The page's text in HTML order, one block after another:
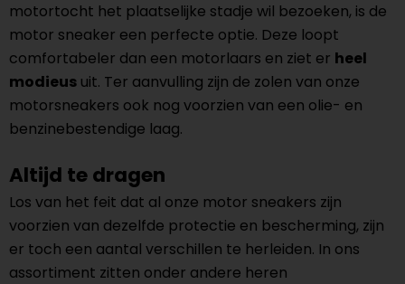
motortocht het plaatselijke stadje wil bezoeken, is de
motor sneaker een perfecte optie. Deze loopt
comfortabeler dan een motorlaars en ziet er heel
modieus uit. Ter aanvulling zijn de zolen van onze
motorsneakers ook nog voorzien van een olie- en
benzinebestendige laag.
Altijd te dragen
Los van het feit dat al onze motor sneakers zijn
voorzien van dezelfde protectie en bescherming, zijn
er toch een aantal verschillen te herleiden. In ons
assortiment zitten onder andere heren